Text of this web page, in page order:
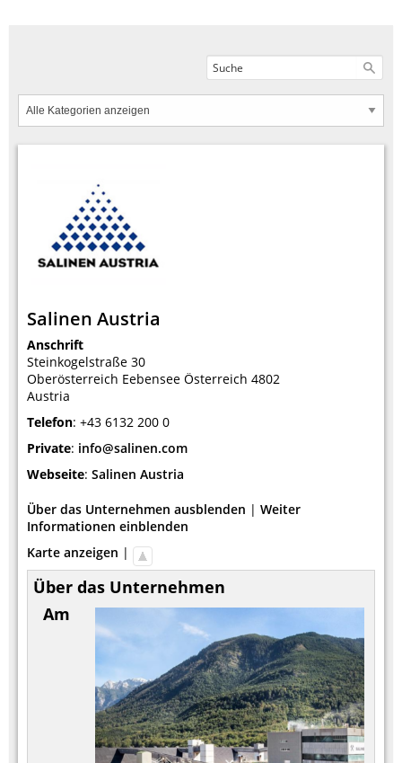
Salinen Austria
Anschrift
Steinkogelstraße 30
Oberösterreich Eebensee Österreich 4802
Austria
Telefon: +43 6132 200 0
Private: info@salinen.com
Webseite: Salinen Austria
Über das Unternehmen ausblenden | Weiter
Informationen einblenden
Karte anzeigen |
Über das Unternehmen
Am